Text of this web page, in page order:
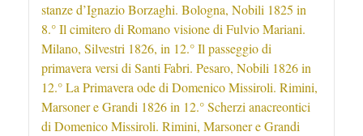
stanze d’Ignazio Borzaghi. Bologna, Nobili 1825 in
8.° Il cimitero di Romano visione di Fulvio Mariani.
Milano, Silvestri 1826, in 12.° Il passeggio di
primavera versi di Santi Fabri. Pesaro, Nobili 1826 in
12.° La Primavera ode di Domenico Missiroli. Rimini,
Marsoner e Grandi 1826 in 12.° Scherzi anacreontici
di Domenico Missiroli. Rimini, Marsoner e Grandi